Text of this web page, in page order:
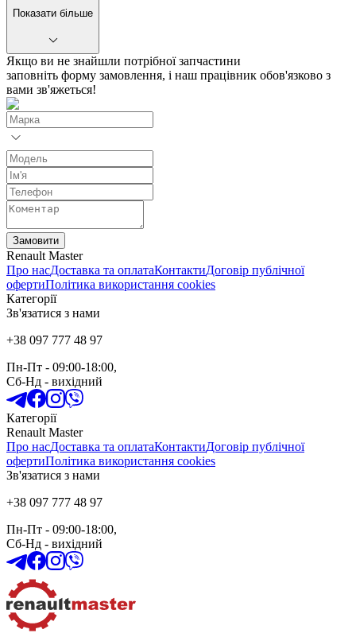
Показати більше
Якщо ви не знайшли потрібної запчастини
заповніть форму замовлення, і наш працівник обов'язково з
вами зв'яжеться!
Замовити
Renault Master
Про насДоставка та оплатаКонтактиДоговір публічної
офертиПолітика використання cookies
Категорії
Зв'язатися з нами
+38 097 777 48 97
Пн-Пт - 09:00-18:00,
Сб-Нд - вихідний
Категорії
Renault Master
Про насДоставка та оплатаКонтактиДоговір публічної
офертиПолітика використання cookies
Зв'язатися з нами
+38 097 777 48 97
Пн-Пт - 09:00-18:00,
Сб-Нд - вихідний